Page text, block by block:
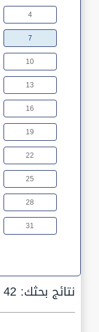
4
7
10
13
16
19
22
25
28
31
نتائج بحثك:42 مقالة